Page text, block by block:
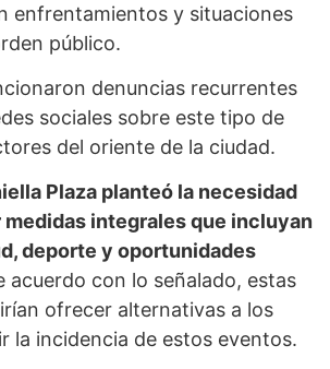
enfrentamientos y situaciones
público.
denuncias recurrentes
sociales sobre este tipo de
del oriente de la ciudad.
Plaza planteó la necesidad
integrales que incluyan
deporte y oportunidades
acuerdo con lo señalado, estas
ofrecer alternativas a los
la incidencia de estos eventos.